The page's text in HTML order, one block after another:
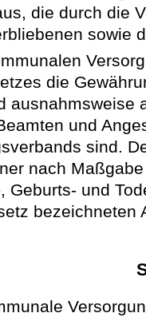
die durch die
sowie
die
ausnahmsweise
und
sind.
nach
Geburts- und
bezeichneten